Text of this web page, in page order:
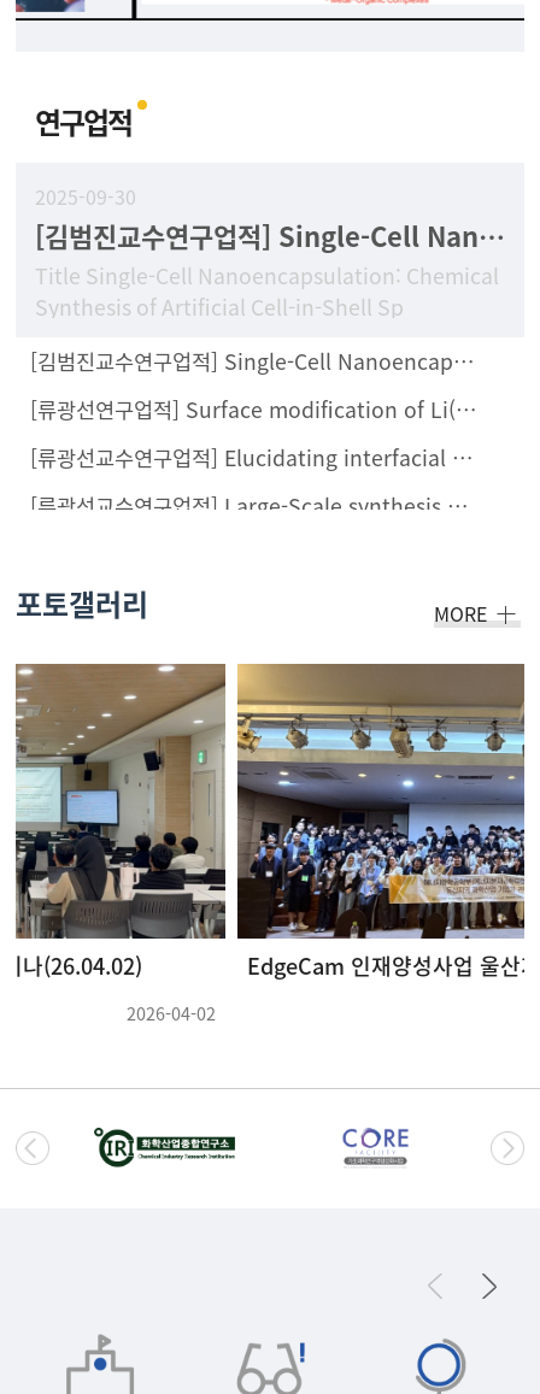
연구업적
2025-09-30
[김범진교수연구업적] Single-Cell Nanoencapsulation: Chemical Synthesis of Artificial Cell-in-Shell Spores
Title Single-Cell Nanoencapsulation: Chemical
Synthesis of Artificial Cell-in-Shell Sp
[김범진교수연구업적] Single-Cell Nanoencapsulation Enables Fabrication of Probiotics-Loaded Hydrogel Dressing with Improved Wound Healing Efficacy In Vivo
[류광선연구업적] Surface modification of Li(Ni0.8Co0.1Mn0.1)O2 with Li2ZrCl6 halide solid electrolyte for all-solid-state batteries
[류광선교수연구업적] Elucidating interfacial behaviors of Li-ion argyrodites through μ-cavity electrode analysis
[류광선교수연구업적] Large-Scale synthesis of metal halide doped Li7P2S8X solid electrolytes and their compatibility with organic solvents and binders
포토갤러리 MORE
EdgeCam 인재양성사업 울산지역 화학산업 기업체 견학 및 강연회(26.05.22 ~ 26.05.23) (3)